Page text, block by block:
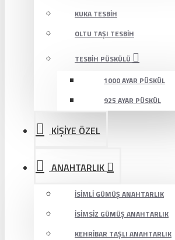
KUKA TESBIH
OLTU TAŞI TESBIH
TESBIH PÜSKÜLÜ
1000 AYAR PÜSKÜL
925 AYAR PÜSKÜL
KİŞİYE ÖZEL
ANAHTARLIK
İSIMLI GÜMÜŞ ANAHTARLIK
İSIMSIZ GÜMÜŞ ANAHTARLIK
KEHRIBAR TAŞLI ANAHTARLIK